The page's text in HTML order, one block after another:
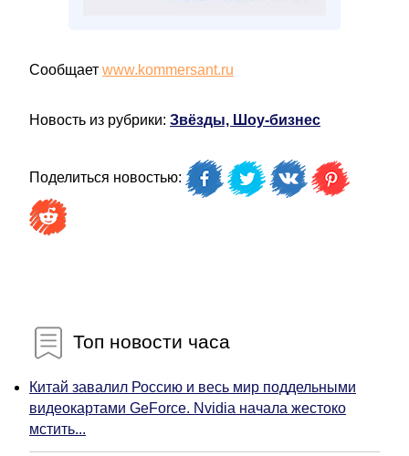
Сообщает www.kommersant.ru
Новость из рубрики: Звёзды, Шоу-бизнес
Поделиться новостью:
Топ новости часа
Китай завалил Россию и весь мир поддельными
видеокартами GeForce. Nvidia начала жестоко
мстить...